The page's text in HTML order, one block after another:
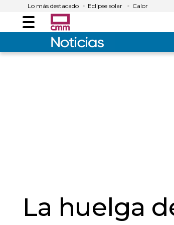
Lo más destacado Eclipse solar Calor
Menú
La huelga